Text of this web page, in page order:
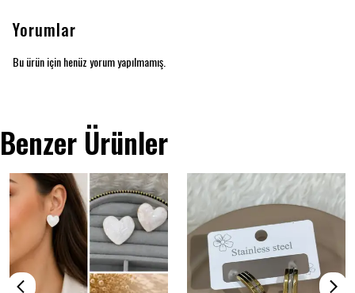
Yorumlar
Bu ürün için henüz yorum yapılmamış.
Benzer Ürünler